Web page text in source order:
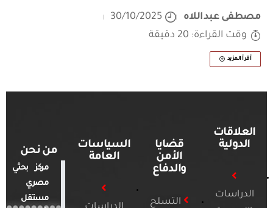
مصطفى عبداللاه
30/10/2025
وقت القراءة: 20 دقيقة
أقرأ المزيد
العلاقات
الدولية
الدراسات
قضايا
الأمن
والدفاع
التسلح
السياسات
العامة
من نحن
مركز بحثي
مصري
مستقل